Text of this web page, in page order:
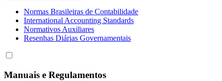
Normas Brasileiras de Contabilidade
International Accounting Standards
Normativos Auxiliares
Resenhas Diárias Governamentais
Manuais e Regulamentos